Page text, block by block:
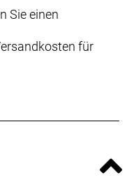
Sie einen
für